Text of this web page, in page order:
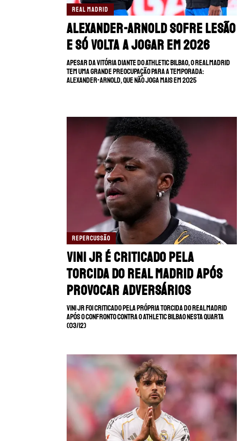
REAL MADRID
Alexander-Arnold sofre lesão
e só volta a jogar em 2026
Apesar da vitória diante do Athletic Bilbao, o Real Madrid
tem uma grande preocupação para a temporada:
Alexander-Arnold, que não joga mais em 2025
REPERCUSSÃO
Vini Jr é criticado pela
torcida do Real Madrid após
provocar adversários
Vini Jr foi criticado pela própria torcida do Real Madrid
após o confronto contra o Athletic Bilbao nesta quarta
(03/12)